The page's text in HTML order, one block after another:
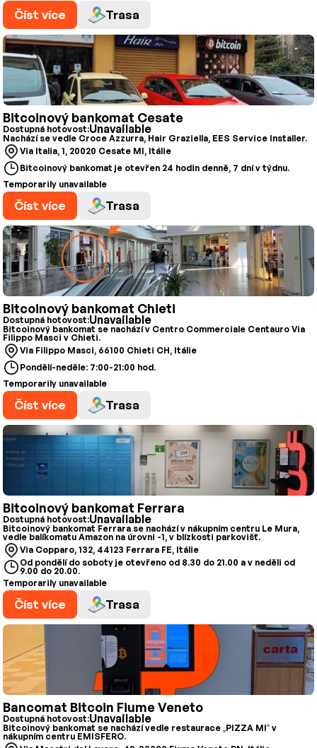
Číst více Trasa
Bitcoinový bankomat Cesate
Dostupná hotovost:Unavailable
Nachází se vedle Croce Azzurra, Hair Graziella, EES Service Installer.
Via Italia, 1, 20020 Cesate MI, Itálie
Bitcoinový bankomat je otevřen 24 hodin denně, 7 dní v týdnu.
Temporarily unavailable
Číst více Trasa
Bitcoinový bankomat Chieti
Dostupná hotovost:Unavailable
Bitcoinový bankomat se nachází v Centro Commerciale Centauro Via
Filippo Masci v Chieti.
Via Filippo Masci, 66100 Chieti CH, Itálie
Pondělí-neděle: 7:00-21:00 hod.
Temporarily unavailable
Číst více Trasa
Bitcoinový bankomat Ferrara
Dostupná hotovost:Unavailable
Bitcoinový bankomat Ferrara se nachází v nákupním centru Le Mura,
vedle balíkomatu Amazon na úrovni -1, v blízkosti parkovišť.
Via Copparo, 132, 44123 Ferrara FE, Itálie
Od pondělí do soboty je otevřeno od 8.30 do 21.00 a v neděli od
9.00 do 20.00.
Temporarily unavailable
Číst více Trasa
Bancomat Bitcoin Fiume Veneto
Dostupná hotovost:Unavailable
Bitcoinový bankomat se nachází vedle restaurace „PIZZA MI” v
nákupním centru EMISFERO.